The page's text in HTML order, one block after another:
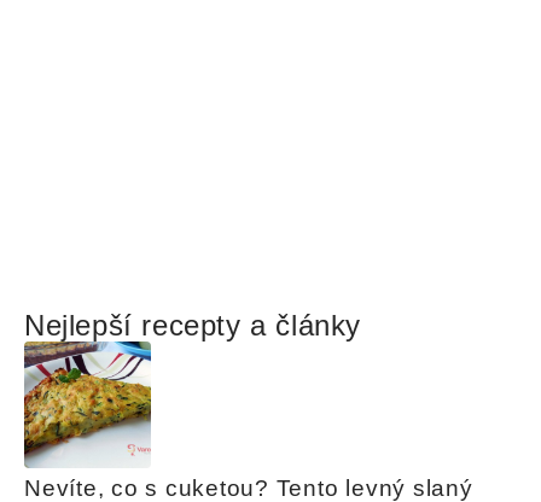
Nejlepší recepty a články
Nevíte, co s cuketou? Tento levný slaný